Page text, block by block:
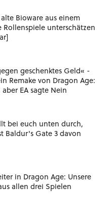
Bioware aus einem
unterschätzen
geschenktes Geld« -
Remake von Dragon Age:
EA sagte Nein
bei euch unten durch,
Baldur's Gate 3 davon
in Dragon Age: Unsere
allen drei Spielen